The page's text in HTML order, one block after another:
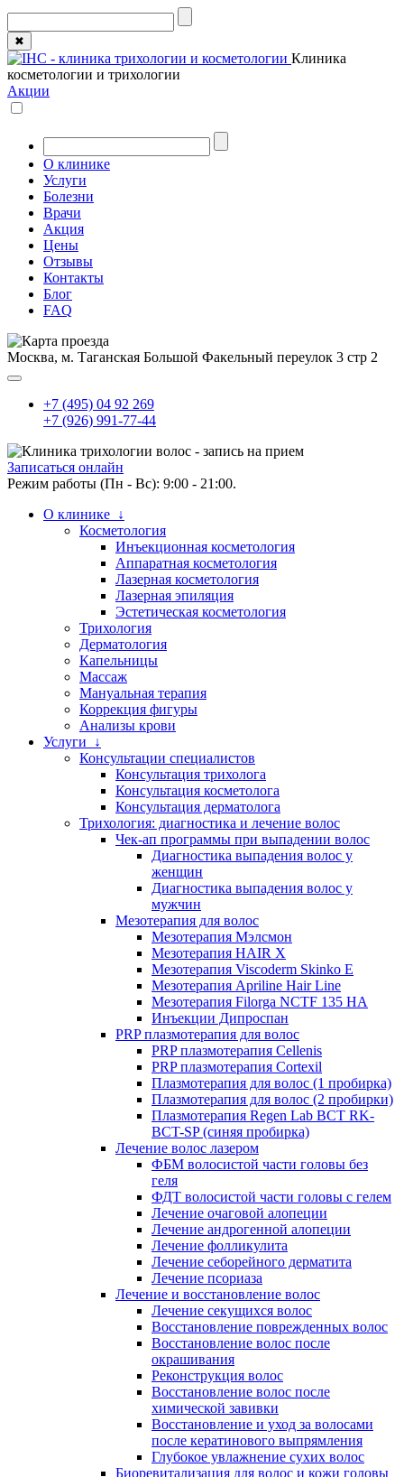
✖
Клиника
косметологии и трихологии
Акции
О клинике
Услуги
Болезни
Врачи
Акция
Цены
Отзывы
Контакты
Блог
FAQ
Москва, м. Таганская Большой Факельный переулок 3 стр 2
+7 (495) 04 92 269
+7 (926) 991-77-44
Записаться онлайн
Режим работы (Пн - Вс): 9:00 - 21:00.
О клинике ↓
Косметология
Инъекционная косметология
Аппаратная косметология
Лазерная косметология
Лазерная эпиляция
Эстетическая косметология
Трихология
Дерматология
Капельницы
Массаж
Мануальная терапия
Коррекция фигуры
Анализы крови
Услуги ↓
Консультации специалистов
Консультация трихолога
Консультация косметолога
Консультация дерматолога
Трихология: диагностика и лечение волос
Чек-ап программы при выпадении волос
Диагностика выпадения волос у
женщин
Диагностика выпадения волос у
мужчин
Мезотерапия для волос
Мезотерапия Мэлсмон
Мезотерапия HAIR X
Мезотерапия Viscoderm Skinko E
Мезотерапия Apriline Hair Line
Мезотерапия Filorga NCTF 135 HA
Инъекции Дипроспан
PRP плазмотерапия для волос
PRP плазмотерапия Cellenis
PRP плазмотерапия Cortexil
Плазмотерапия для волос (1 пробирка)
Плазмотерапия для волос (2 пробирки)
Плазмотерапия Regen Lab BCT RK-
BCT-SP (синяя пробирка)
Лечение волос лазером
ФБМ волосистой части головы без
геля
ФДТ волосистой части головы с гелем
Лечение очаговой алопеции
Лечение андрогенной алопеции
Лечение фолликулита
Лечение себорейного дерматита
Лечение псориаза
Лечение и восстановление волос
Лечение секущихся волос
Восстановление поврежденных волос
Восстановление волос после
окрашивания
Реконструкция волос
Восстановление волос после
химической завивки
Восстановление и уход за волосами
после кератинового выпрямления
Глубокое увлажнение сухих волос
Биоревитализация для волос и кожи головы